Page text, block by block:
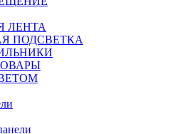
ЛЕНТА
ПОДСВЕТКА